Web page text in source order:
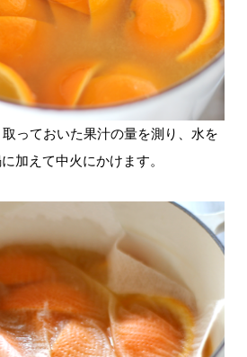
っておいた果汁の量を測り、水を
加えて中火にかけます。